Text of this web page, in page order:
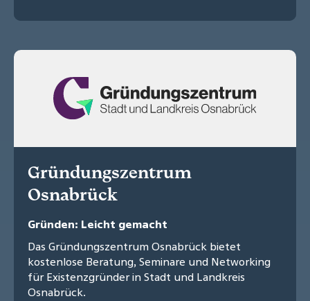
Gründungszentrum
Osnabrück
Gründen: Leicht gemacht
Das Gründungszentrum Osnabrück bietet
kostenlose Beratung, Seminare und Networking
für Existenzgründer in Stadt und Landkreis
Osnabrück.